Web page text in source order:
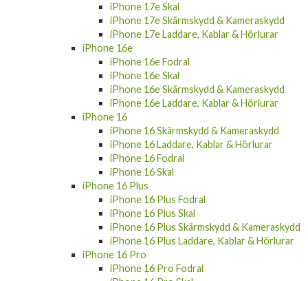
iPhone Air Fodral
iPhone Air Skal
iPhone 17e
iPhone 17e Fodral
iPhone 17e Skal
iPhone 17e Skärmskydd & Kameraskydd
iPhone 17e Laddare, Kablar & Hörlurar
iPhone 16e
iPhone 16e Fodral
iPhone 16e Skal
iPhone 16e Skärmskydd & Kameraskydd
iPhone 16e Laddare, Kablar & Hörlurar
iPhone 16
iPhone 16 Skärmskydd & Kameraskydd
iPhone 16 Laddare, Kablar & Hörlurar
iPhone 16 Fodral
iPhone 16 Skal
iPhone 16 Plus
iPhone 16 Plus Fodral
iPhone 16 Plus Skal